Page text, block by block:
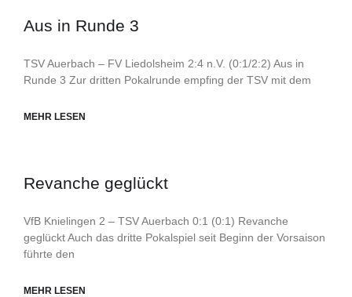
Aus in Runde 3
TSV Auerbach – FV Liedolsheim 2:4 n.V. (0:1/2:2) Aus in
Runde 3 Zur dritten Pokalrunde empfing der TSV mit dem
MEHR LESEN
Revanche geglückt
VfB Knielingen 2 – TSV Auerbach 0:1 (0:1) Revanche
geglückt Auch das dritte Pokalspiel seit Beginn der Vorsaison
führte den
MEHR LESEN